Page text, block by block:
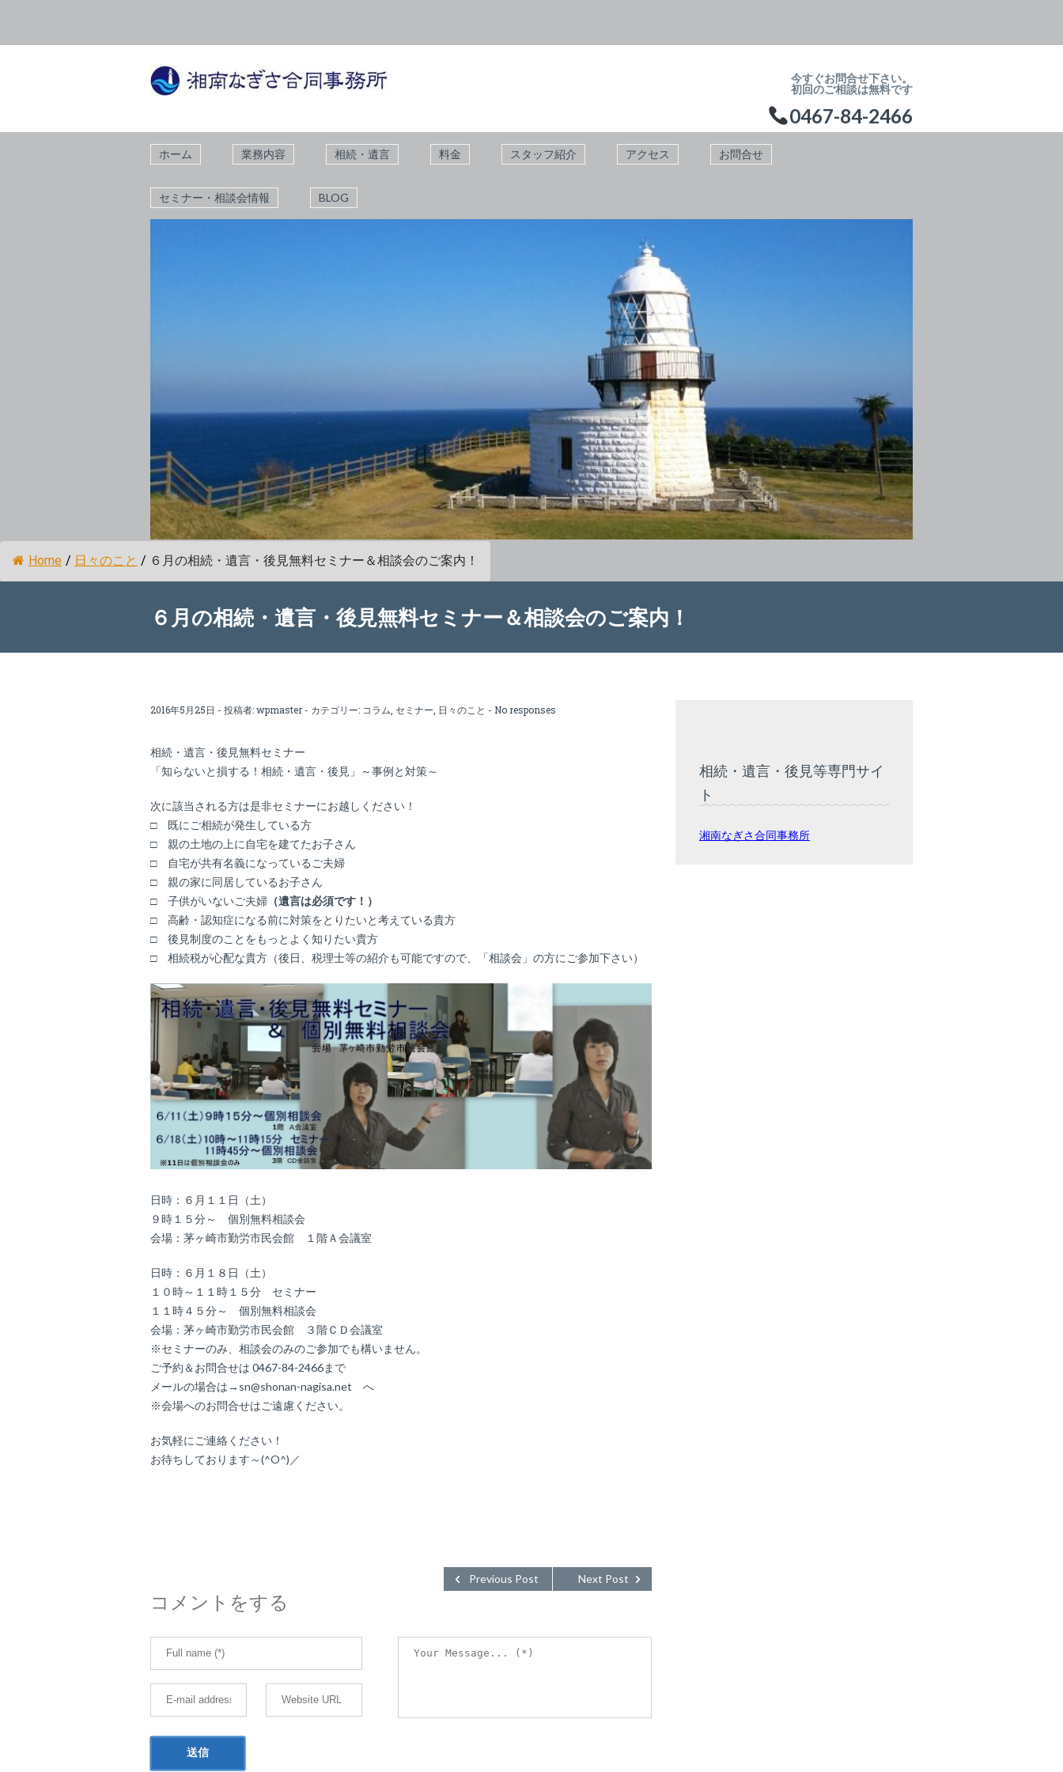
今すぐお問合せ下さい。
初回のご相談は無料です
0467-84-2466
ホーム 業務内容 相続・遺言 料金 スタッフ紹介 アクセス お問合せ
セミナー・相談会情報 BLOG
Home / 日々のこと / ６月の相続・遺言・後見無料セミナー＆相談会のご案内！
６月の相続・遺言・後見無料セミナー＆相談会のご案内！
2016年5月25日 - 投稿者:wpmaster - カテゴリー: コラム セミナー 日々のこと - No responses
相続・遺言・後見無料セミナー
「知らないと損する！相続・遺言・後見」～事例と対策～
次に該当される方は是非セミナーにお越しください！
□ 既にご相続が発生している方
□ 親の土地の上に自宅を建てたお子さん
□ 自宅が共有名義になっているご夫婦
□ 親の家に同居しているお子さん
□ 子供がいないご夫婦 （遺言は必須です！）
□ 高齢・認知症になる前に対策をとりたいと考えている貴方
□ 後見制度のことをもっとよく知りたい貴方
□ 相続税が心配な貴方（後日、税理士等の紹介も可能ですので、「相談会」の方にご参加下さい）
日時：６月１１日（土）
９時１５分～ 個別無料相談会
会場：茅ヶ崎市勤労市民会館 １階Ａ会議室
日時：６月１８日（土）
１０時～１１時１５分 セミナー
１１時４５分～ 個別無料相談会
会場：茅ヶ崎市勤労市民会館 ３階ＣＤ会議室
※セミナーのみ、相談会のみのご参加でも構いません。
ご予約＆お問合せは 0467-84-2466まで
メールの場合は→sn@shonan-nagisa.net へ
※会場へのお問合せはご遠慮ください。
お気軽にご連絡ください！
お待ちしております～(^O^)／
Next Post
Previous Post
コメントをする
相続・遺言・後見等専門サイ
ト
湘南なぎさ合同事務所